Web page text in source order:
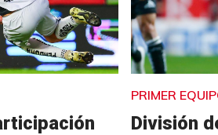
PRIMER
División